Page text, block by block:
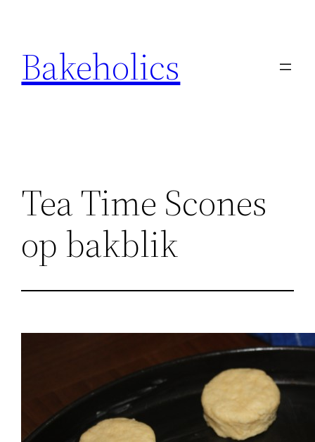
inhoud
Bakeholics
Tea Time Scones
op bakblik